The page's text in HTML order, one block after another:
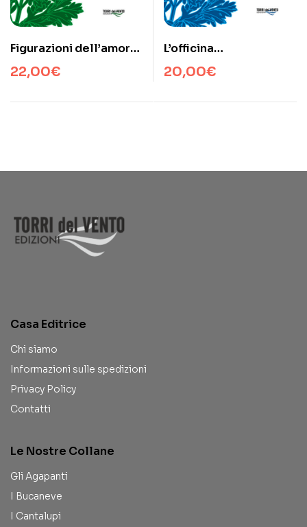
Figurazioni dell’amor
patrio
22,00€
L’officina
internazionale di
Vittorio Pica – Arte
20,00€
Casa Editrice
Chi siamo
Informazioni sulle spedizioni
Privacy Policy
Contatti
Le Nostre Collane
Gli Agapanti
I Bucaneve
I Cantalupi